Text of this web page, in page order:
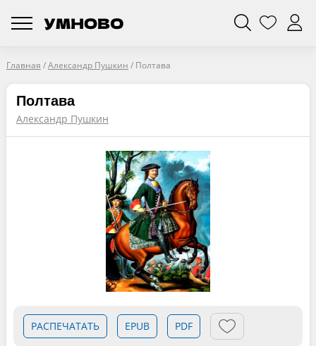
Главная /Александр Пушкин / Полтава
Полтава
Александр Пушкин
РАСПЕЧАТАТЬ EPUB PDF